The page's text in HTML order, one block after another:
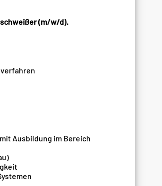
(m/w/d).
Ausbildung im Bereich